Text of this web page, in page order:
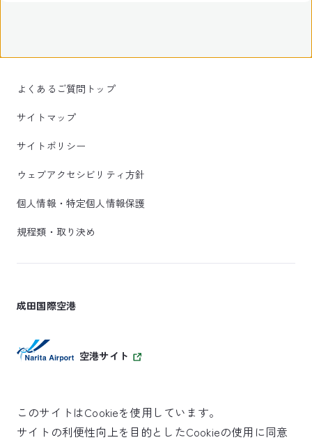
よくあるご質問トップ
サイトマップ
サイトポリシー
ウェブアクセシビリティ方針
個人情報・特定個人情報保護
規程類・取り決め
成田国際空港
空港サイト
このサイトはCookieを使用しています。
サイトの利便性向上を目的としたCookieの使用に同意